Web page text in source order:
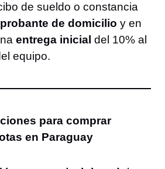
de sueldo o constancia
de domicilio y en
entrega inicial del 10% al
equipo.
para comprar
en Paraguay